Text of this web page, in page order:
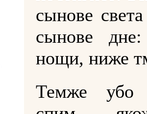
сынове
сынове
нощи, ниже
Темже